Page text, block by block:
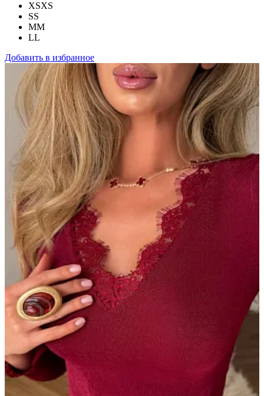
XSXS
SS
MM
LL
Добавить в избранное